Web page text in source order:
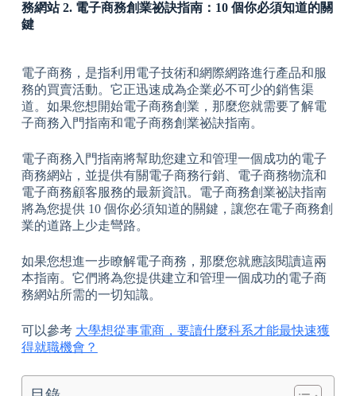
務網站 2. 電子商務創業祕訣指南：10 個你必須知道的關
鍵
電子商務，是指利用電子技術和網際網路進行產品和服
務的買賣活動。它正迅速成為企業必不可少的銷售渠
道。如果您想開始電子商務創業，那麼您就需要了解電
子商務入門指南和電子商務創業祕訣指南。
電子商務入門指南將幫助您建立和管理一個成功的電子
商務網站，並提供有關電子商務行銷、電子商務物流和
電子商務顧客服務的最新資訊。電子商務創業祕訣指南
將為您提供 10 個你必須知道的關鍵，讓您在電子商務創
業的道路上少走彎路。
如果您想進一步瞭解電子商務，那麼您就應該閱讀這兩
本指南。它們將為您提供建立和管理一個成功的電子商
務網站所需的一切知識。
可以參考 大學想從事電商，要讀什麼科系才能最快速獲
得就職機會？